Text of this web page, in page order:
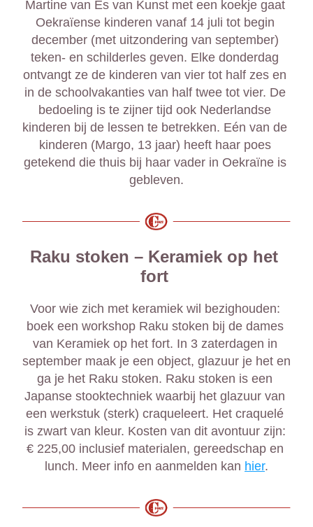
Martine van Es van Kunst met een koekje gaat
Oekraïense kinderen vanaf 14 juli tot begin
december (met uitzondering van september)
teken- en schilderles geven. Elke donderdag
ontvangt ze de kinderen van vier tot half zes en
in de schoolvakanties van half twee tot vier. De
bedoeling is te zijner tijd ook Nederlandse
kinderen bij de lessen te betrekken. Eén van de
kinderen (Margo, 13 jaar) heeft haar poes
getekend die thuis bij haar vader in Oekraïne is
gebleven.
Raku stoken – Keramiek op het
fort
Voor wie zich met keramiek wil bezighouden:
boek een workshop Raku stoken bij de dames
van Keramiek op het fort. In 3 zaterdagen in
september maak je een object, glazuur je het en
ga je het Raku stoken. Raku stoken is een
Japanse stooktechniek waarbij het glazuur van
een werkstuk (sterk) craqueleert. Het craquelé
is zwart van kleur. Kosten van dit avontuur zijn:
€ 225,00 inclusief materialen, gereedschap en
lunch. Meer info en aanmelden kan hier.